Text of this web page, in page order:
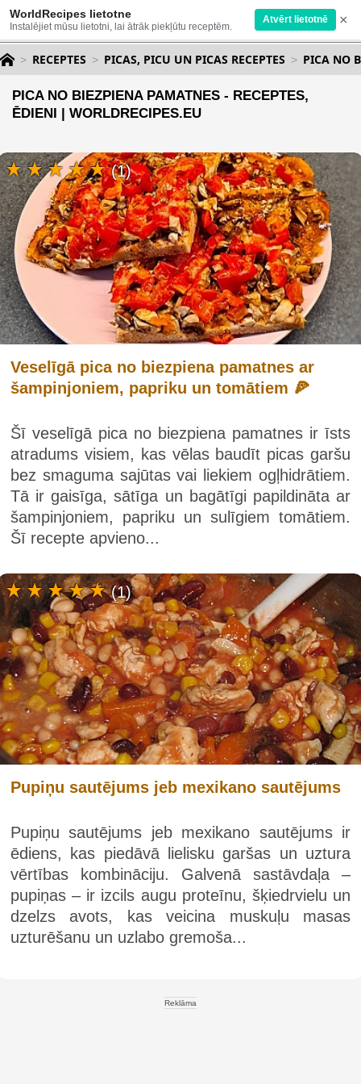
WorldRecipes lietotne
Instalējiet mūsu lietotni, lai ātrāk piekļūtu receptēm.
Atvērt lietotnē ×
RECEPTES PICAS, PICU UN PICAS RECEPTES PICA NO
PICA NO BIEZPIENA PAMATNES - RECEPTES,
ĒDIENI | WORLDRECIPES.EU
Veselīgā pica no biezpiena pamatnes ar
šampinjoniem, papriku un tomātiem 🍕
Šī veselīgā pica no biezpiena pamatnes ir īsts
atradums visiem, kas vēlas baudīt picas garšu
bez smaguma sajūtas vai liekiem ogļhidrātiem.
Tā ir gaisīga, sātīga un bagātīgi papildināta ar
šampinjoniem, papriku un sulīgiem tomātiem.
Šī recepte apvieno...
(1)
Pupiņu sautējums jeb mexikano sautējums
Pupiņu sautējums jeb mexikano sautējums ir
ēdiens, kas piedāvā lielisku garšas un uztura
vērtības kombināciju. Galvenā sastāvdaļa –
pupiņas – ir izcils augu proteīnu, šķiedrvielu un
dzelzs avots, kas veicina muskuļu masas
uzturēšanu un uzlabo gremoša...
(1)
Reklāma